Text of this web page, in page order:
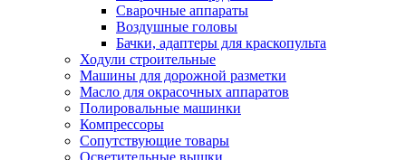
Сварочные аппараты
Воздушные головы
Бачки, адаптеры для краскопульта
Ходули строительные
Машины для дорожной разметки
Масло для окрасочных аппаратов
Полировальные машинки
Компрессоры
Сопутствующие товары
Осветительные вышки